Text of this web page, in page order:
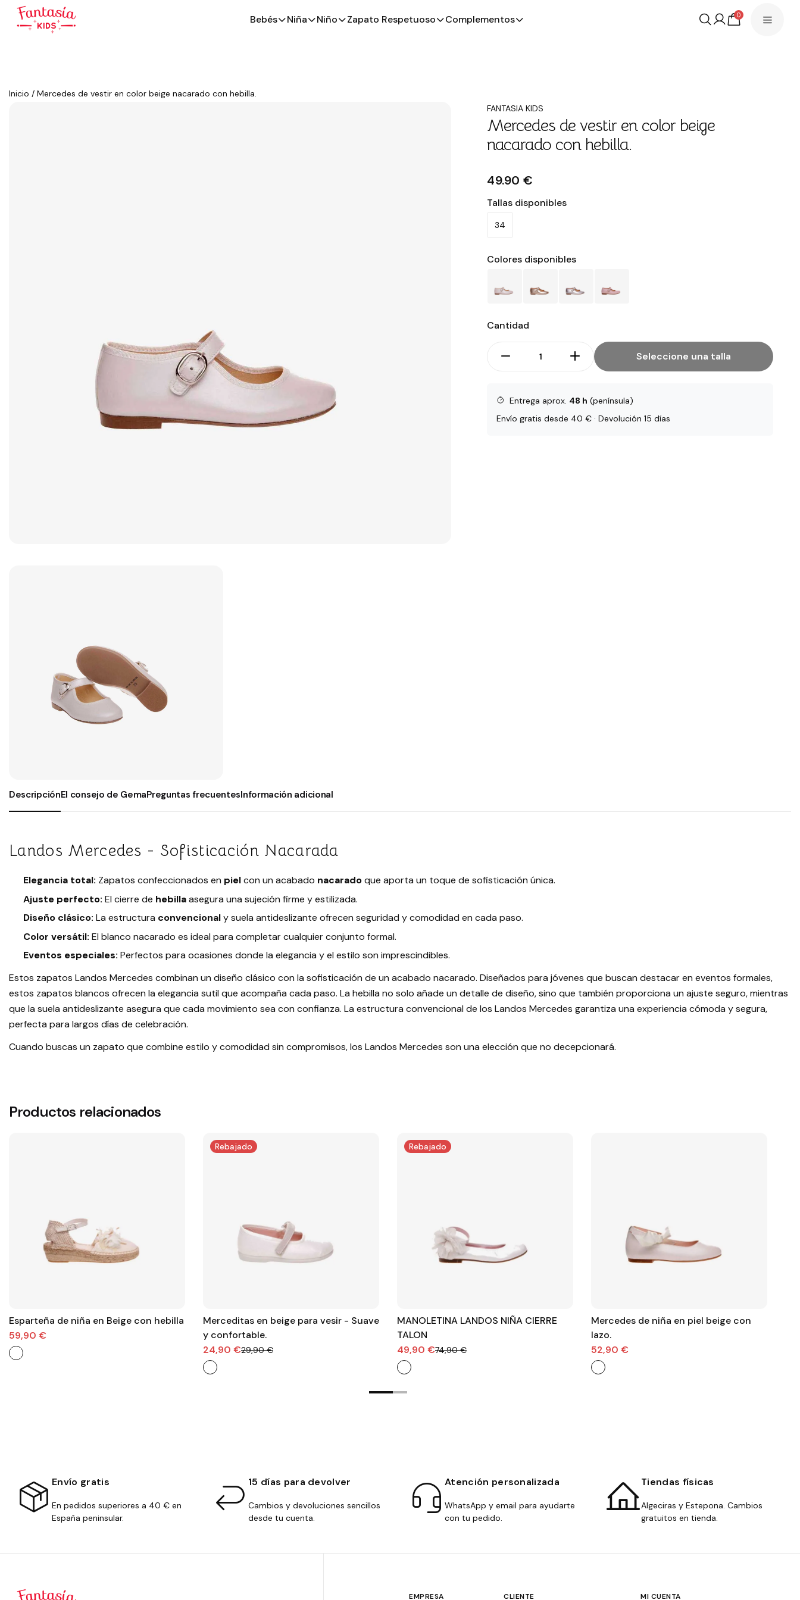
Bebés Niña Niño Zapato Respetuoso Complementos 0
Inicio / Mercedes de vestir en color beige nacarado con hebilla.
FANTASIA KIDS
Mercedes de vestir en color beige
nacarado con hebilla.
49.90 €
Tallas disponibles
34
Colores disponibles
Cantidad
Seleccione una talla
Entrega aprox. 48 h (península)
Envío gratis desde 40 € · Devolución 15 días
DescripciónEl consejo de GemaPreguntas frecuentesInformación adicional
Landos Mercedes - Sofisticación Nacarada
Elegancia total: Zapatos confeccionados en pielcon un acabado nacaradoque aporta un toque de sofisticación única.
Ajuste perfecto: El cierre de hebillaasegura una sujeción firme y estilizada.
Diseño clásico: La estructura convencionaly suela antideslizante ofrecen seguridad y comodidad en cada paso.
Color versátil: El blanco nacarado es ideal para completar cualquier conjunto formal.
Eventos especiales: Perfectos para ocasiones donde la elegancia y el estilo son imprescindibles.
Estos zapatos Landos Mercedes combinan un diseño clásico con la sofisticación de un acabado nacarado. Diseñados para jóvenes que buscan destacar en eventos formales,
estos zapatos blancos ofrecen la elegancia sutil que acompaña cada paso. La hebilla no solo añade un detalle de diseño, sino que también proporciona un ajuste seguro, mientras
que la suela antideslizante asegura que cada movimiento sea con confianza. La estructura convencional de los Landos Mercedes garantiza una experiencia cómoda y segura,
perfecta para largos días de celebración.
Cuando buscas un zapato que combine estilo y comodidad sin compromisos, los Landos Mercedes son una elección que no decepcionará.
Productos relacionados
Esparteña de niña en Beige con hebilla
59,90 €
Rebajado
Merceditas en beige para vesir - Suave
y confortable.
24,90 €29,90 €
Rebajado
MANOLETINA LANDOS NIÑA CIERRE
TALON
49,90 €74,90 €
Mercedes de niña en piel beige con
lazo.
52,90 €
Envío gratis
En pedidos superiores a 40 € en
España peninsular.
15 días para devolver
Cambios y devoluciones sencillos
desde tu cuenta.
Atención personalizada
WhatsApp y email para ayudarte
con tu pedido.
Tiendas físicas
Algeciras y Estepona. Cambios
gratuitos en tienda.
EMPRESA CLIENTE MI CUENTA